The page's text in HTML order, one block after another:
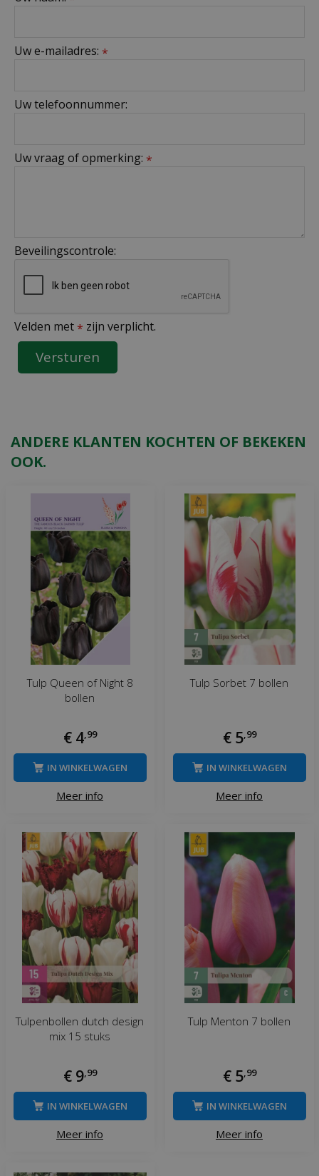
Uw e-mailadres: *
Uw telefoonnummer:
Uw vraag of opmerking: *
Beveilingscontrole:
Velden met * zijn verplicht.
ANDERE KLANTEN KOCHTEN OF BEKEKEN
OOK.
Tulp Queen of Night 8
bollen
€ 4,99
Meer info
IN WINKELWAGEN
Tulp Sorbet 7 bollen
€ 5,99
Meer info
IN WINKELWAGEN
Tulpenbollen dutch design
mix 15 stuks
€ 9,99
Meer info
IN WINKELWAGEN
Tulp Menton 7 bollen
€ 5,99
Meer info
IN WINKELWAGEN